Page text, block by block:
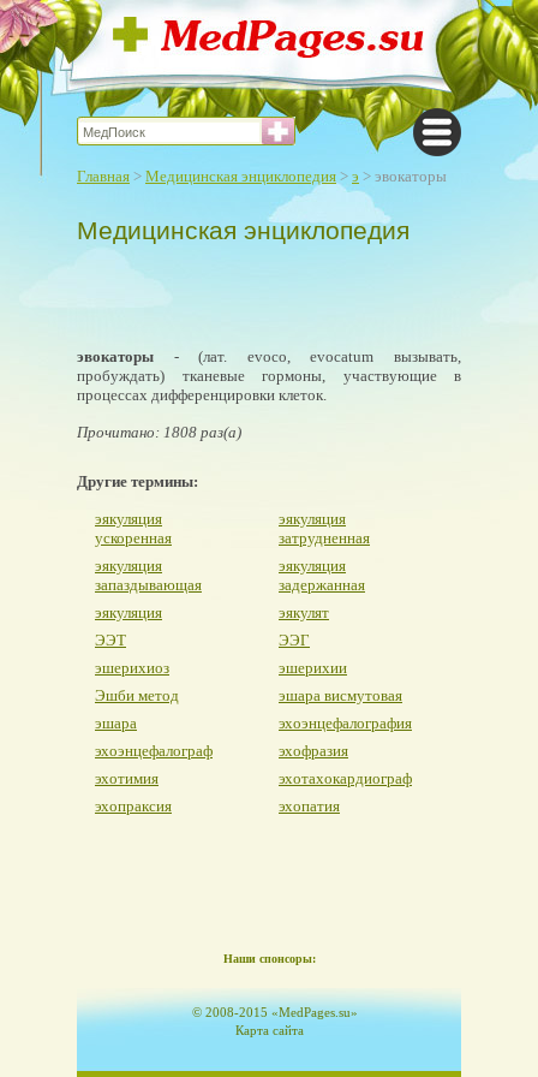
Главная > Медицинская энциклопедия > э > эвокаторы
Медицинская энциклопедия
эвокаторы - (лат. evoco, evocatum вызывать,
пробуждать) тканевые гормоны, участвующие в
процессах дифференцировки клеток.
Прочитано: 1808 раз(а)
Другие термины:
эякуляция
ускоренная
эякуляция
затрудненная
эякуляция
запаздывающая
эякуляция
задержанная
эякуляция
эякулят
ЭЭТ
ЭЭГ
эшерихиоз
эшерихии
Эшби метод
эшара висмутовая
эшара
эхоэнцефалография
эхоэнцефалограф
эхофразия
эхотимия
эхотахокардиограф
эхопраксия
эхопатия
Наши спонсоры:
© 2008-2015 «MedPages.su»
Карта сайта